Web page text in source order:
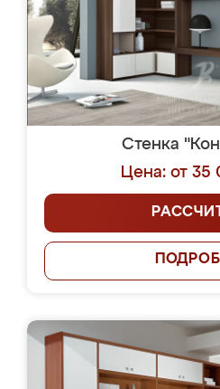
Стенка
Цена: от 35